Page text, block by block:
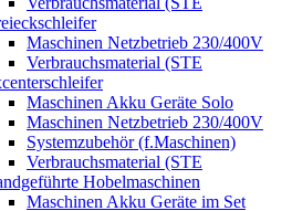
Maschinen Netzbetrieb 230/400V
Verbrauchsmaterial (STE
Maschinen Akku Geräte Solo
Maschinen Netzbetrieb 230/400V
Systemzubehör (f.Maschinen)
Verbrauchsmaterial (STE
Hobelmaschinen
Maschinen Akku Geräte im Set